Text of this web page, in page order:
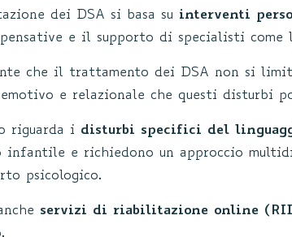
dei DSA si basa su interventi
e il supporto di specialisti come
che il trattamento dei DSA non si
e relazionale che questi disturbi
riguarda i disturbi specifici del
infantile e richiedono un approccio
psicologico.
servizi di riabilitazione online